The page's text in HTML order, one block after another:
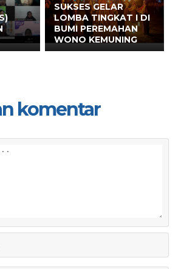
SUKSES GELAR
LOMBA TINGKAT I DI
BUMI PEREMAHAN
WONO KEMUNING
komentar